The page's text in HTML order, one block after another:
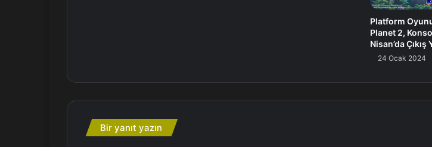
Platform
Planet 2,
Nisan’da Çıkış
24 Ocak 2024
Bir yanıt yazın